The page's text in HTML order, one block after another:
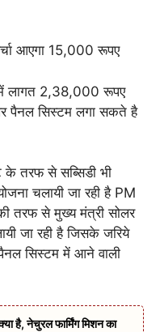
आएगा 15,000 रूपए
लागत 2,38,000 रूपए
पैनल सिस्टम लगा सकते है
के तरफ से सब्सिडी भी
चलायी जा रही है PM
तरफ से मुख्य मंत्री सोलर
जा रही है जिसके जरिये
सिस्टम में आने वाली
है, नेचुरल फार्मिंग मिशन का